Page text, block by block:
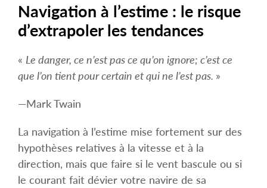
Navigation à l’estime : le risque
d’extrapoler les tendances
« Le danger, ce n’est pas ce qu’on ignore; c’est ce
que l’on tient pour certain et qui ne l’est pas. »
—Mark Twain
La navigation à l’estime mise fortement sur des
hypothèses relatives à la vitesse et à la
direction, mais que faire si le vent bascule ou si
le courant fait dévier votre navire de sa